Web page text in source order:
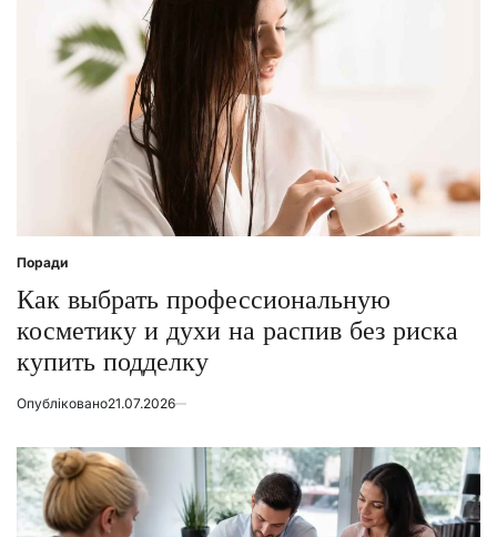
Posted
in
Поради
Как выбрать профессиональную
косметику и духи на распив без риска
купить подделку
Опубліковано21.07.2026